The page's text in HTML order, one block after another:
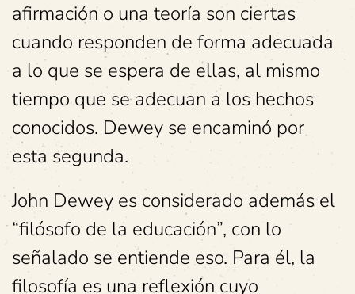
afirmación o una teoría son ciertas
cuando responden de forma adecuada
a lo que se espera de ellas, al mismo
tiempo que se adecuan a los hechos
conocidos. Dewey se encaminó por
esta segunda.
John Dewey es considerado además el
“filósofo de la educación”, con lo
señalado se entiende eso. Para él, la
filosofía es una reflexión cuyo